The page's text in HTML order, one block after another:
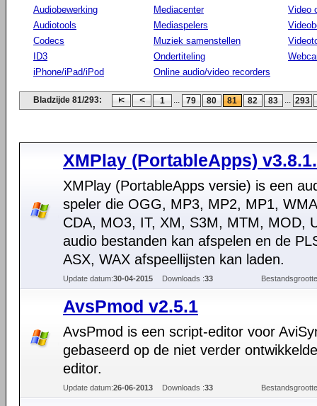
Audiobewerking
Audiotools
Codecs
ID3
iPhone/iPad/iPod
Mediacenter
Mediaspelers
Muziek samenstellen
Ondertiteling
Online audio/video recorders
Video
Bladzijde 81/293: 1 ... 79 80 81 82 83 ... 293
XMPlay (PortableApps)
XMPlay (PortableApps versie) is een
speler die OGG, MP3, MP2, MP1,
CDA, MO3, IT, XM, S3M, MTM, MOD,
audio bestanden kan afspelen en de
ASX, WAX afspeellijsten kan laden.
Update datum:30-04-2015 Downloads :33
AvsPmod v2.5.1
AvsPmod is een script-editor voor
gebaseerd op de niet verder
editor.
Update datum:26-06-2013 Downloads :33